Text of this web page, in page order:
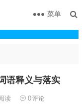
菜单
语释义与落实
读 0评论